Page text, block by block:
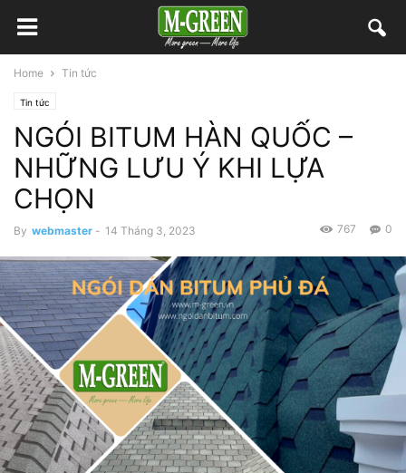
Home Tin tức
Tin tức
NGÓI BITUM HÀN QUỐC –
NHỮNG LƯU Ý KHI LỰA
CHỌN
By webmaster - 14 Tháng 3, 2023 0
767